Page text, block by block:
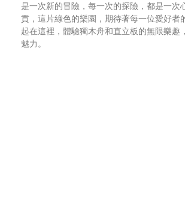
是一次新的冒險，每一次的探險，都是一次
貢，這片綠色的樂園，期待著每一位愛好者
起在這裡，體驗獨木舟和直立板的無限樂趣
魅力。